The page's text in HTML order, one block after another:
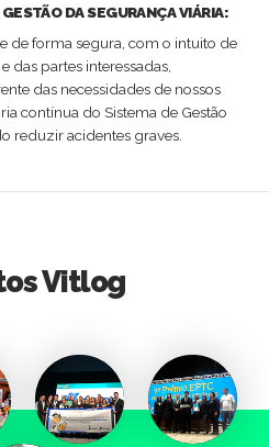
DA SEGURANÇA VIÁRIA:
de forma segura, com o intuito de
das partes interessadas,
das necessidades de nossos
contínua do Sistema de Gestão
reduzir acidentes graves.
Vitlog